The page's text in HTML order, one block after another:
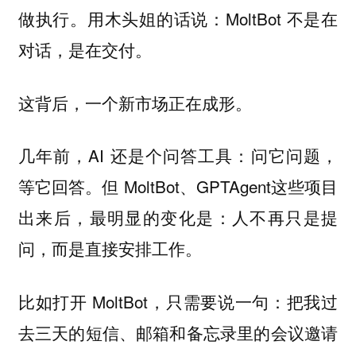
做执行。用木头姐的话说：MoltBot 不是在
对话，是在交付。
这背后，一个新市场正在成形。
几年前，AI 还是个问答工具：问它问题，
等它回答。但 MoltBot、GPTAgent这些项目
出来后，最明显的变化是：人不再只是提
问，而是直接安排工作。
比如打开 MoltBot，只需要说一句：把我过
去三天的短信、邮箱和备忘录里的会议邀请